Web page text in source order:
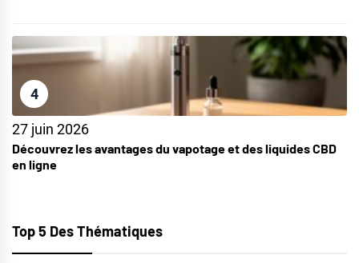
4
27 juin 2026
Découvrez les avantages du vapotage et des liquides CBD
en ligne
Top 5 Des Thématiques